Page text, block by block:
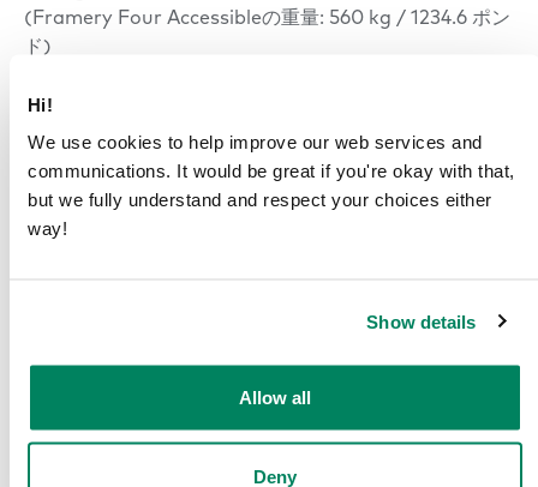
Hi!
We use cookies to help improve our web services and
communications. It would be great if you're okay with that,
but we fully understand and respect your choices either
way!
Show details
Allow all
Deny
(Framery Four Accessibleの重量: 560 kg / 1234.6 ポン
ド)
照明およびベンチレーション
照明
天井照明
100 ℓ/秒, 212 CFM (360.2 m3/h)